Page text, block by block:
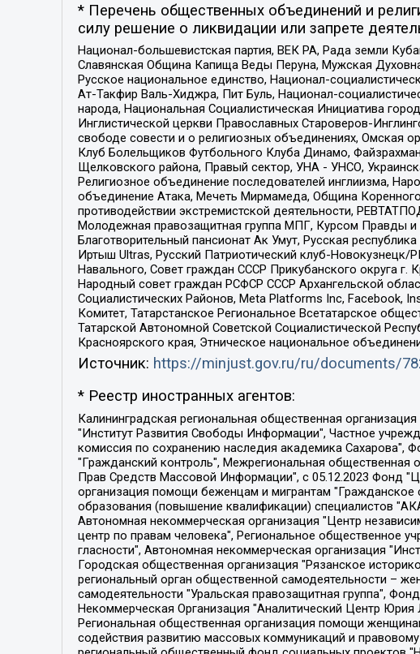
* Перечень общественных объединений и
силу решение о ликвидации или запрете
Национал-большевистская партия, ВЕК РА, Рада земли
Славянская Община Капища Веды Перуна, Мужская
Русское национальное единство, Национал-
Ат-Такфир Валь-Хиджра, Пит Буль, Национал-
народа, Национальная Социалистическая Инициатива
Инглистической церкви Православных Староверов-
свободе совести и о религиозных объединениях, Омская
Клуб Болельщиков Футбольного Клуба Динамо,
Щелковского района, Правый сектор, УНА - УНСО,
Религиозное объединение последователей инглиизма,
объединение Атака, Мечеть Мирмамеда, Община
противодействии экстремистской деятельности,
Молодежная правозащитная группа МПГ, Курсом Правды и
Благотворительный пансионат Ак Умут, Русская
Иртыш Ultras, Русский Патриотический клуб-
Навального, Совет граждан СССР Прикубанского округа
Народный совет граждан РСФСР СССР Архангельской
Социалистических Районов, Meta Platforms Inc, Facebook,
Комитет, Татарстанское Региональное Всетатарское
Татарской Автономной Советской Социалистической
Красноярского края, Этническое национальное
Источник: https://minjust.gov.ru/ru/documents/
* Реестр иностранных агентов:
Калининградская региональная общественная организация "Экозащита!-Женсовет", Фонд содействия защите прав и свобод граждан "Общественный вердикт", Фонд "Институт Развития Свободы Информации", Частное учреждение "Информационное агентство МЕМО. РУ", Региональная общественная организация "Общественная комиссия по сохранению наследия академика Сахарова", Фонд поддержки свободы прессы, Санкт-Петербургская общественная правозащитная организация "Гражданский контроль", Межрегиональная общественная организация "Информационно-просветительский центр "Мемориал", Региональный Фонд "Центр Защиты Прав Средств Массовой Информации", с 05.12.2023 Фонд "Центр Защиты Прав Средств массовой информации", Региональная общественная благотворительная организация помощи беженцам и мигрантам "Гражданское содействие", Негосударственное образовательное учреждение дополнительного профессионального образования (повышение квалификации) специалистов "АКАДЕМИЯ ПО ПРАВАМ ЧЕЛОВЕКА", Свердловская региональная общественная организация "Сутяжник", Автономная некоммерческая организация "Центр независимых социологических исследований", Союз общественных объединений "Российский исследовательский центр по правам человека", Региональное общественное учреждение научно-информационный центр "МЕМОРИАЛ", Некоммерческая организация "Фонд защиты гласности", Автономная некоммерческая организация "Институт прав человека", Городская общественная организация "Екатеринбургское общество "МЕМОРИАЛ", Городская общественная организация "Рязанское историко-просветительское и правозащитное общество "Мемориал" (Рязанский Мемориал), Челябинский региональный орган общественной самодеятельности – женское общественное объединение "Женщины Евразии", Челябинский региональный орган общественной самодеятельности "Уральская правозащитная группа", Фонд содействия защите здоровья и социальной справедливости имени Андрея Рылькова, Автономная Некоммерческая Организация "Аналитический Центр Юрия Левады", Автономная некоммерческая организация социальной поддержки населения "Проект Апрель", Региональная общественная организация помощи женщинам и детям, находящимся в кризисной ситуации "Информационно-методический центр "Анна", Фонд содействия развитию массовых коммуникаций и правовому просвещению "Так-так-Так", Фонд содействия устойчивому развитию "Серебряная тайга", Свердловский региональный общественный фонд социальных проектов "Новое время", "Idel.Реалии", Кавказ.Реалии, Крым.Реалии, Телеканал Настоящее Время, Татаро-башкирская служба Радио Свобода (Azatliq Radiosi), Радио Свободная Европа/Радио Свобода (PCE/PC), "Сибирь.Реалии", "Фактограф", Благотворительный фонд помощи осужденным и их семьям, Автономная некоммерческая организация "Институт глобализации и социальных движений", Фонд "В защиту прав заключенных", Частное учреждение "Центр поддержки и содействия развитию средств массовой информации", Пензенский региональный общественный благотворительный фонд "Гражданский союз", "Север.Реалии", Некоммерческая организация Фонд "Правовая инициатива", Общество с ограниченной ответственностью "Радио Свободная Европа/Радио Свобода", Чешское информационное агентство "MEDIUM-ORIENT", Красноярская региональная общественная организация "Мы против СПИДа", Камалягин Денис Николаевич, Маркелов Сергей Евгеньевич, Пономарев Лев Александрович, Савицкая Людмила Алексеевна, Автономная некоммерческая организация "Центр по работе с проблемой насилия "НАСИЛИЮ.НЕТ", Межрегиональный профессиональный союз работников